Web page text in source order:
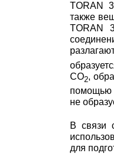
TORAN
также
TORAN
СО2,
помощью
не
В связи
для